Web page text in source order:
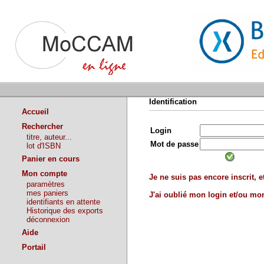
Accueil
Rechercher
titre, auteur...
lot d'ISBN
Panier en cours
Mon compte
paramètres
mes paniers
identifiants en attente
Historique des exports
déconnexion
Aide
Portail
Identification
Login
Mot de passe
Je ne suis pas encore inscrit,
J'ai oublié mon login et/ou